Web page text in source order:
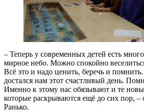
– Теперь у современных детей есть
мирное небо. Можно спокойно
Всё это и надо ценить, беречь и
достался нам этот счастливый день.
Именно к этому нас обязывают и те
которые раскрываются ещё до сих пор, –
Ранько.